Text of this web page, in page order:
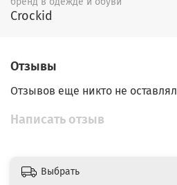
Crockid
Отзывы
Отзывов еще никто не оставлял
Написать отзыв
Выбрать